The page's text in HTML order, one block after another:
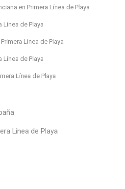
en Primera Línea de Playa
Línea de Playa
Línea de Playa
Línea de Playa
Línea de Playa
Línea de Playa